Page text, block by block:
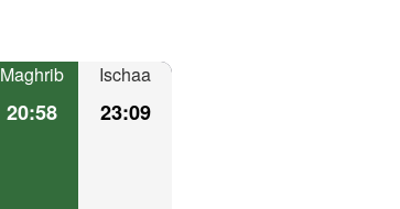
Maghrib
20:58
Ischaa
23:09